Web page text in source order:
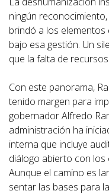
ningún
brindó a los
bajo esa gestión. Un
que la falta de recursos.
Con este panorama,
tenido margen para
gobernador Alfredo
administración ha
interna que incluye
diálogo abierto con
Aunque el camino es
sentar las bases para